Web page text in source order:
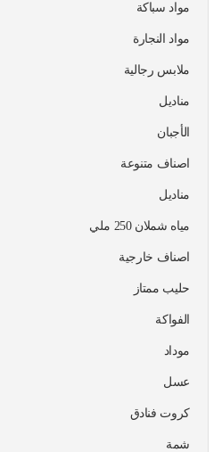
مواد سباكة
مواد النجارة
ملابس رجالية
مناديل
الأجبان
اصناف متنوعة
مناديل
مياه شملان 250 ملي
اصناف خارجية
حليب ممتاز
الفواكة
موداد
عسل
كروت فنادق
شمة